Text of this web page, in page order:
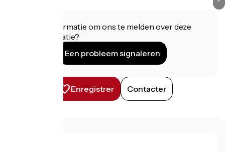
Heeft u informatie om ons te melden over deze
accommodatie?
Een probleem signaleren
Enregistrer Contacter